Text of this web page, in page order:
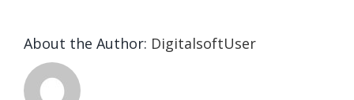
About the Author: DigitalsoftUser